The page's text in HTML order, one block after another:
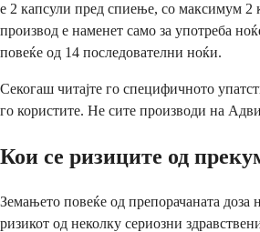
е 2 капсули пред спиење, со максимум 2
производ е наменет само за употреба
повеќе од 14 последователни ноќи.
Секогаш читајте го специфичното
го користите. Не сите производи на
Кои се ризиците од
Земањето повеќе од препорачаната доза
ризикот од неколку сериозни